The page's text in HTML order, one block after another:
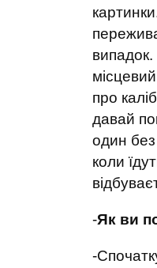
випадок.
про
давай
один
коли
-Як ви
-